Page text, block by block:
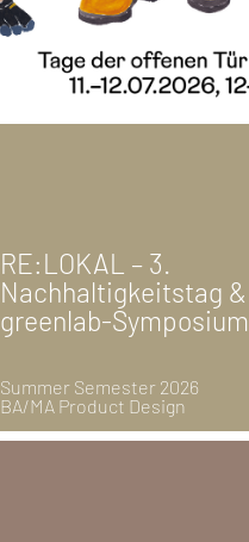
RE:LOKAL – 3.
Nachhaltigkeitstag &
greenlab-Symposium
Summer Semester 2026
BA/MA Product Design